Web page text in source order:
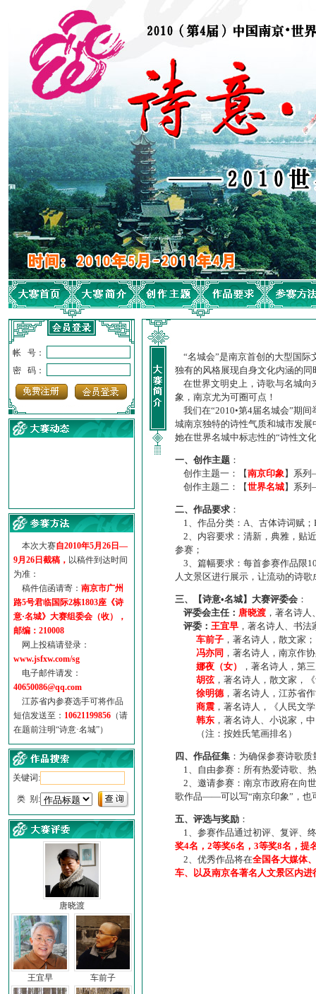
帐 号：
密 码：
·【诗意·名城】地铁展示作...
诗意名城·地铁时间
地铁完美呈现【诗意·名城...
参赛作品多达5000多首
“诗意·名城”晒诗会
特别通知--致广大诗词爱好...
本次大赛自2010年5月26日—
9月26日截稿， 以稿件到达时间
为准：
稿件信函请寄： 南京市广州
路5号君临国际2栋1803座《诗
意·名城》大赛组委会（收），
邮编：210008
网上投稿请登录：
www.jsfxw.com/sg
电子邮件请发：
40650086@qq.com
江苏省内参赛选手可将作品
短信发送至： 10621199856 （请
在题前注明“诗意·名城”）
关键词:
类 别:
唐晓渡
王宜早 车前子
“名城会”是南京首创的大型国际
独有的风格展现自身文化内涵的
在世界文明史上，诗歌与名城向
象，南京尤为可圈可点！
我们在“2010•第4届名城会”期
城南京独特的诗性气质和城市发
她在世界名城中标志性的“诗性文
一、创作主题 ：
创作主题一：【南京印象】系
创作主题二：【世界名城】系
二、作品要求 ：
1、作品分类：A、古体诗词赋；
2、内容要求：清新，典雅，贴
参赛；
3、篇幅要求：每首参赛作品限
人文景区进行展示，让流动的诗
三、【诗意•名城】大赛评委会 ：
评委会主任： 唐晓渡 ，著名诗
评委： 王宜早 ，著名诗人、书
车前子 ，著名诗人，散文家；
冯亦同 ，著名诗人，南京作
娜夜（女）
，著名诗人，第
胡弦，著名诗人，散文家，
徐明德，著名诗人，江苏省
商震 ，著名诗人，《人民文
韩东 ，著名诗人、小说家，
（注：按姓氏笔画排名）
四、作品征集 ：为确保参赛诗歌
1、自由参赛：所有热爱诗歌、
2、邀请参赛：南京市政府在向
歌作品——可以写“南京印象”，也
五、评选与奖励 ：
1、参赛作品通过初评、复评、
奖4名，2等奖6名，3等奖8名，提
2、优秀作品将在全国各大媒体
车、以及南京各著名人文景区内进